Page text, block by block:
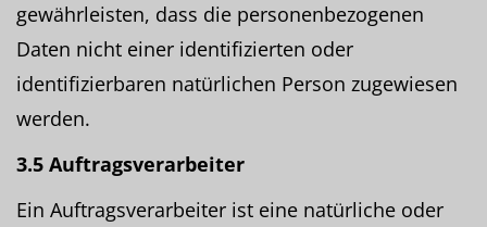
gewährleisten, dass die personenbezogenen
Daten nicht einer identifizierten oder
identifizierbaren natürlichen Person zugewiesen
werden.
3.5 Auftragsverarbeiter
Ein Auftragsverarbeiter ist eine natürliche oder